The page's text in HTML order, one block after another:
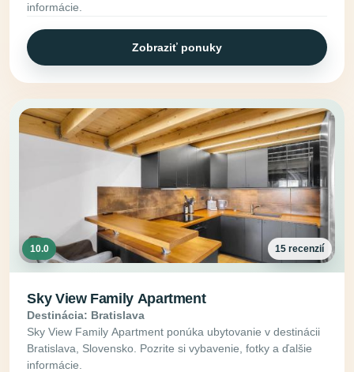
informácie.
Zobraziť ponuky
10.0 15 recenzií
Sky View Family Apartment
Destinácia: Bratislava
Sky View Family Apartment ponúka ubytovanie v destinácii
Bratislava, Slovensko. Pozrite si vybavenie, fotky a ďalšie
informácie.